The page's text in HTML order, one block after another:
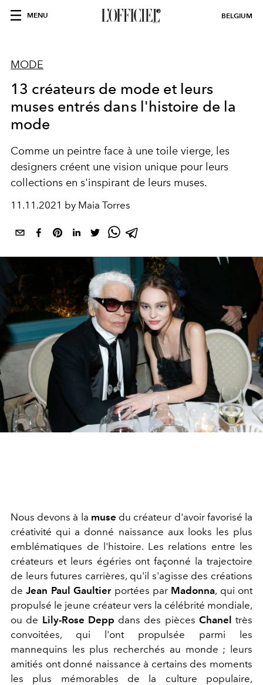
MENU BELGIUM
MODE
13 créateurs de mode et leurs
muses entrés dans l'histoire de la
mode
Comme un peintre face à une toile vierge, les
designers créent une vision unique pour leurs
collections en s'inspirant de leurs muses.
11.11.2021 by Maia Torres
Nous devons à la muse du créateur d'avoir favorisé la
créativité qui a donné naissance aux looks les plus
emblématiques de l'histoire. Les relations entre les
créateurs et leurs égéries ont façonné la trajectoire
de leurs futures carrières, qu'il s'agisse des créations
deJean Paul Gaultierportées par Madonna, qui ont
propulsé le jeune créateur vers la célébrité mondiale,
ou de Lily-Rose Depp dans des pièces Chanel très
convoitées, qui l'ont propulsée parmi les
mannequins les plus recherchés au monde ; leurs
amitiés ont donné naissance à certains des moments
les plus mémorables de la culture populaire,